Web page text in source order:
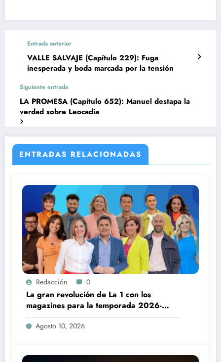
Entrada anterior
VALLE SALVAJE (Capítulo 229): Fuga
inesperada y boda marcada por la tensión
Siguiente entrada
LA PROMESA (Capítulo 652): Manuel destapa la
verdad sobre Leocadia
ENTRADAS RELACIONADAS
Redacción 0
La gran revolución de La 1 con los
magazines para la temporada 2026-
2027
Agosto 10, 2026